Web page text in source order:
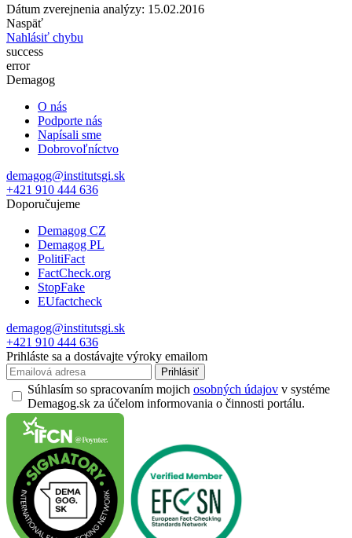
Dátum zverejnenia analýzy: 15.02.2016
Naspäť
Nahlásiť chybu
success
error
Demagog
O nás
Podporte nás
Napísali sme
Dobrovoľníctvo
demagog@institutsgi.sk
+421 910 444 636
Doporučujeme
Demagog CZ
Demagog PL
PolitiFact
FactCheck.org
StopFake
EUfactcheck
demagog@institutsgi.sk
+421 910 444 636
Prihláste sa a dostávajte výroky emailom
Prihlásiť
Súhlasím so spracovaním mojich osobných údajov v systéme
Demagog.sk za účelom informovania o činnosti portálu.